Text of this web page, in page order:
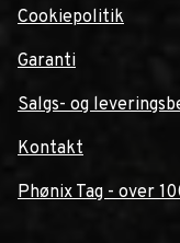
Cookiepolitik
Garanti
Salgs- og
Kontakt
Phønix Tag - over